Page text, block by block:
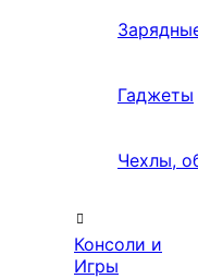
Гаджеты
Чехлы,
Консоли и
Игры